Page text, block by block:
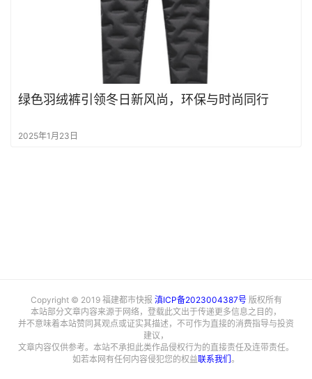
绿色羽绒裤引领冬日新风尚，环保与时尚同行
2025年1月23日
Copyright © 2019 福建都市快报 滇ICP备2023004387号版权所有
本站部分文章内容来源于网络，登载此文出于传递更多信息之目的，
并不意味着本站赞同其观点或证实其描述，不可作为直接的消费指导与投资
建议，
文章内容仅供参考。本站不承担此类作品侵权行为的直接责任及连带责任。
如若本网有任何内容侵犯您的权益联系我们 。